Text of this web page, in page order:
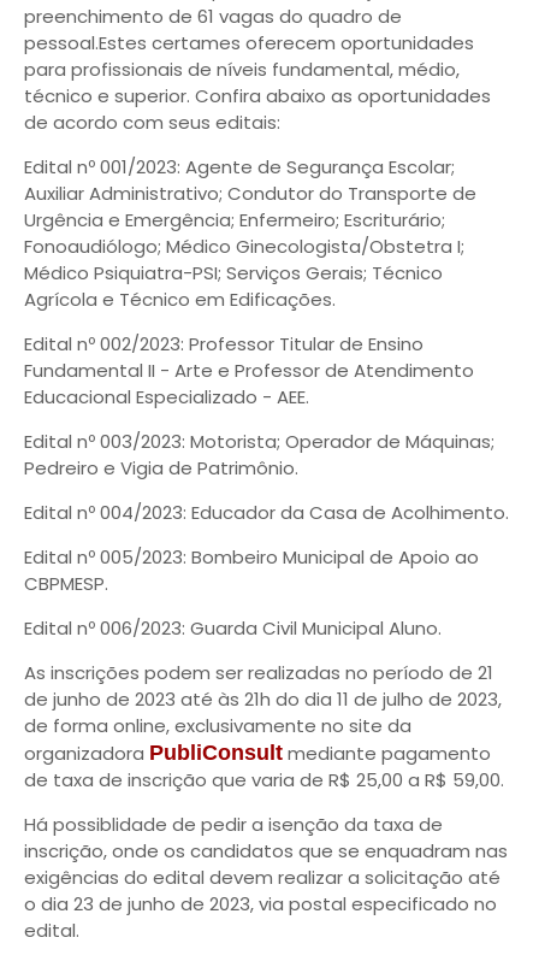
preenchimento de 61 vagas do quadro de
pessoal.Estes certames oferecem oportunidades
para profissionais de níveis fundamental, médio,
técnico e superior. Confira abaixo as oportunidades
de acordo com seus editais:
Edital nº 001/2023: Agente de Segurança Escolar;
Auxiliar Administrativo; Condutor do Transporte de
Urgência e Emergência; Enfermeiro; Escriturário;
Fonoaudiólogo; Médico Ginecologista/Obstetra I;
Médico Psiquiatra-PSI; Serviços Gerais; Técnico
Agrícola e Técnico em Edificações.
Edital nº 002/2023: Professor Titular de Ensino
Fundamental II - Arte e Professor de Atendimento
Educacional Especializado - AEE.
Edital nº 003/2023: Motorista; Operador de Máquinas;
Pedreiro e Vigia de Patrimônio.
Edital nº 004/2023: Educador da Casa de Acolhimento.
Edital nº 005/2023: Bombeiro Municipal de Apoio ao
CBPMESP.
Edital nº 006/2023: Guarda Civil Municipal Aluno.
As inscrições podem ser realizadas no período de 21
de junho de 2023 até às 21h do dia 11 de julho de 2023,
de forma online, exclusivamente no site da
organizadora PubliConsult mediante pagamento
de taxa de inscrição que varia de R$ 25,00 a R$ 59,00.
Há possiblidade de pedir a isenção da taxa de
inscrição, onde os candidatos que se enquadram nas
exigências do edital devem realizar a solicitação até
o dia 23 de junho de 2023, via postal especificado no
edital.